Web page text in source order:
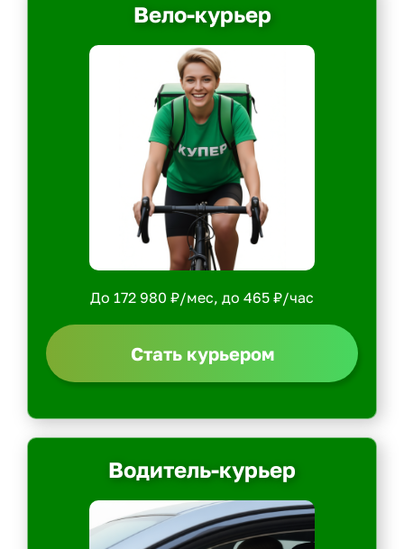
Вело-курьер
До 172 980 ₽/мес, до 465 ₽/час
Стать курьером
Водитель-курьер